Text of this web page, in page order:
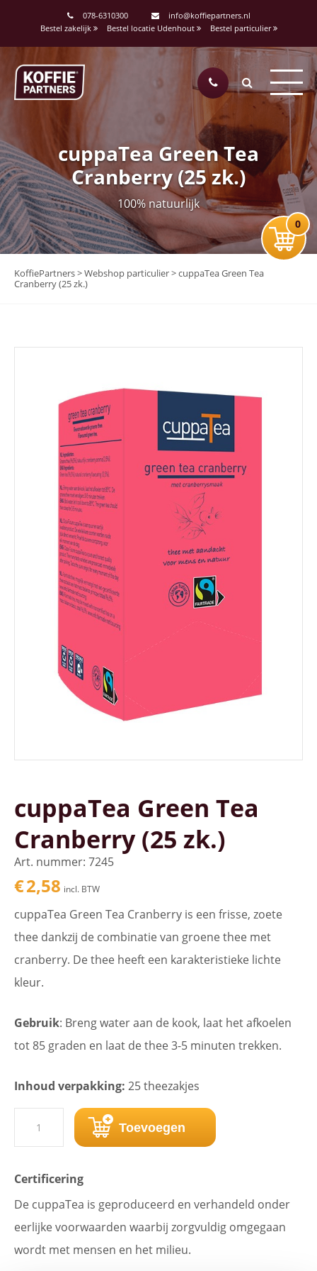
078-6310300
info@koffiepartners.nl
Bestel zakelijk
Bestel locatie Udenhout Bestel particulier
cuppaTea Green Tea
Cranberry (25 zk.)
100% natuurlijk
0
KoffiePartners>Webshop particulier>cuppaTea Green Tea
Cranberry (25 zk.)
cuppaTea Green Tea
Cranberry (25 zk.)
Art. nummer: 7245
€2,58 incl. BTW
cuppaTea Green Tea Cranberry is een frisse, zoete
thee dankzij de combinatie van groene thee met
cranberry. De thee heeft een karakteristieke lichte
kleur.
Gebruik: Breng water aan de kook, laat het afkoelen
tot 85 graden en laat de thee 3-5 minuten trekken.
Inhoud verpakking: 25 theezakjes
Green
Tea
Cranberry
(25
zk.)
Toevoegen
Certificering
De cuppaTea is geproduceerd en verhandeld onder
eerlijke voorwaarden waarbij zorgvuldig omgegaan
wordt met mensen en het milieu.